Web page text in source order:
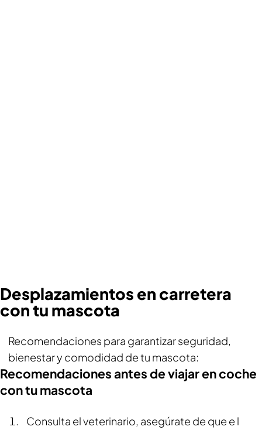
Desplazamientos en carretera
con tu mascota
Recomendaciones para garantizar seguridad,
bienestar y comodidad de tu mascota:
Recomendaciones antes de viajar en coche
con tu mascota
Consulta el veterinario, asegúrate de que e l